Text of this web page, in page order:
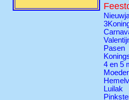
Pasen
4 en 5
Luilak